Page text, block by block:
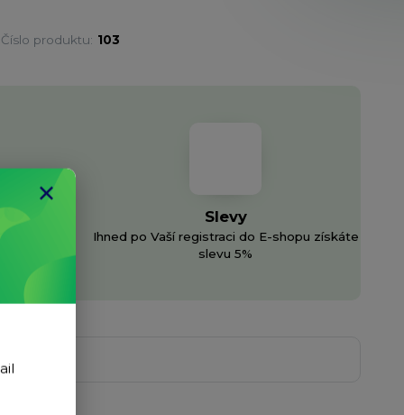
Číslo produktu: 103
Slevy
Ihned po Vaší registraci do E-shopu získáte
slevu 5%